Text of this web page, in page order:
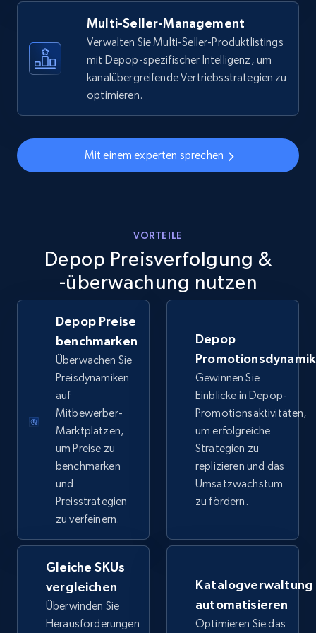
877+ Jetzt anfangen
URL, Final price, Sku, Currency, Gtin,
Specifications, Image urls, Top reviews, and
TikTok Shop
URL, Title, Available, Description, Currency, Initial
price, Final price, Discount percent, and more.
5.4K+ 668+ Jetzt anfangen
TikTok Shop - category
URL, Title, Available, Description, Currency, Initial
price, Final price, Discount percent, and more.
5.4K+ 668+ Jetzt anfangen
TikTok Shop - Collect TikTok shop products
by keywords search
URL, Title, Available, Description, Currency, Initial
Multi-Seller-Management
Verwalten Sie Multi-Seller-Produktlistings
mit Depop-spezifischer Intelligenz, um
kanalübergreifende Vertriebsstrategien zu
optimieren.
Mit einem experten sprechen
VORTEILE
Depop Preisverfolgung &
-überwachung nutzen
Depop Preise
benchmarken
Überwachen Sie
Preisdynamiken
auf
Mitbewerber-
Marktplätzen,
um Preise zu
benchmarken
und
Preisstrategien
zu verfeinern.
Depop
Gewinnen Sie
Einblicke in Depop-
Promotionsaktivitäten,
um erfolgreiche
Strategien zu
replizieren und das
Umsatzwachstum
zu fördern.
Gleiche SKUs
vergleichen
Überwinden Sie
Herausforderungen
Katalogverwaltung
automatisieren
Optimieren Sie das